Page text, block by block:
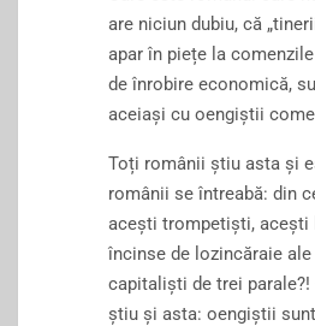
are niciun dubiu, că
apar în piețe la
de înrobire economică,
aceiași cu oengiștii
Toți românii știu asta și
românii se întreabă: din
acești trompetiști, acești
încinse de lozincăraie
capitaliști de trei
știu și asta: oengiștii